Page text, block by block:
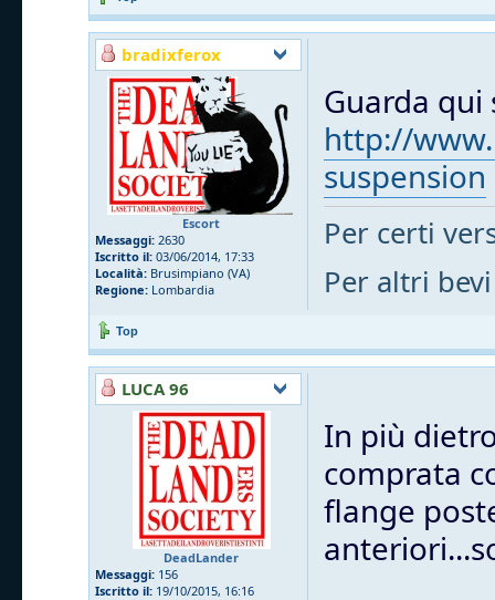
bradixferox
Escort
Messaggi: 2630
Iscritto il: 03/06/2014, 17:33
Località: Brusimpiano (VA)
Regione: Lombardia
Guarda qui
http://
suspension
Per certi
Per altri bevi
Top
LUCA 96
DeadLander
Messaggi: 156
Iscritto il: 19/10/2015, 16:16
In più
comprata
flange